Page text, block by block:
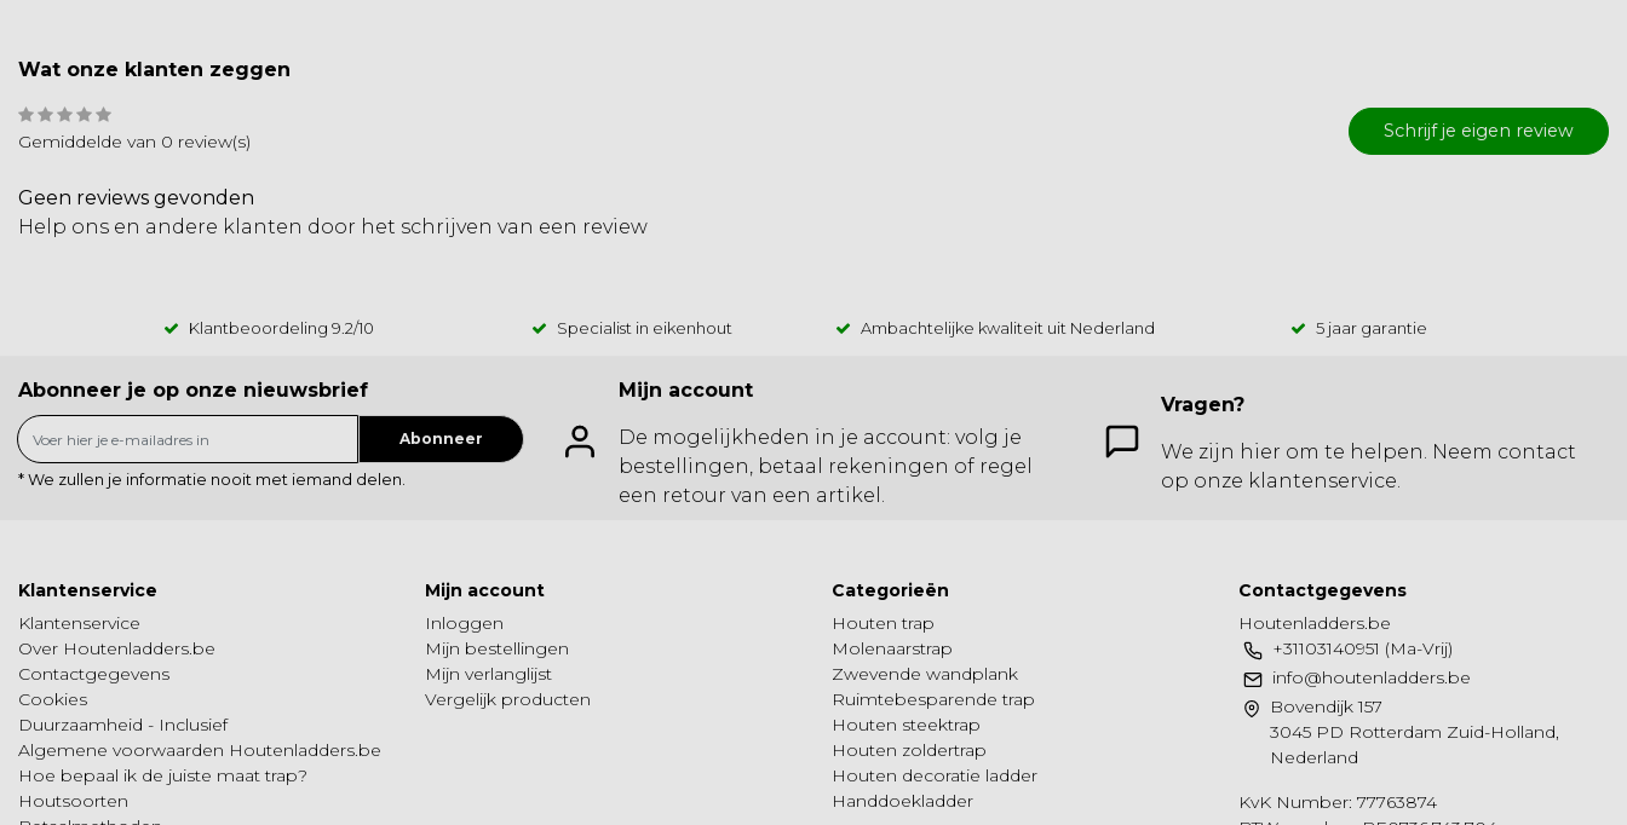
Wat onze klanten zeggen
Gemiddelde van 0 review(s) Schrijf je eigen review
Geen reviews gevonden
Help ons en andere klanten door het schrijven van een review
Klantbeoordeling 9.2/10 Specialist in eikenhout Ambachtelijke kwaliteit uit Nederland 5 jaar garantie
Abonneer je op onze nieuwsbrief
Abonneer
* We zullen je informatie nooit met iemand delen.
Mijn account
De mogelijkheden in je account: volg je
bestellingen, betaal rekeningen of regel
een retour van een artikel.
Vragen?
We zijn hier om te helpen. Neem contact
op onze klantenservice.
Klantenservice
Klantenservice
Over Houtenladders.be
Contactgegevens
Cookies
Duurzaamheid - Inclusief
Algemene voorwaarden Houtenladders.be
Hoe bepaal ik de juiste maat trap?
Houtsoorten
Mijn account
Inloggen
Mijn bestellingen
Mijn verlanglijst
Vergelijk producten
Categorieën
Houten trap
Molenaarstrap
Zwevende wandplank
Ruimtebesparende trap
Houten steektrap
Houten zoldertrap
Houten decoratie ladder
Handdoekladder
Contactgegevens
Houtenladders.be
+31103140951 (Ma-Vrij)
info@houtenladders.be
Bovendijk 157
3045 PD Rotterdam Zuid-Holland,
Nederland
KvK Number: 77763874